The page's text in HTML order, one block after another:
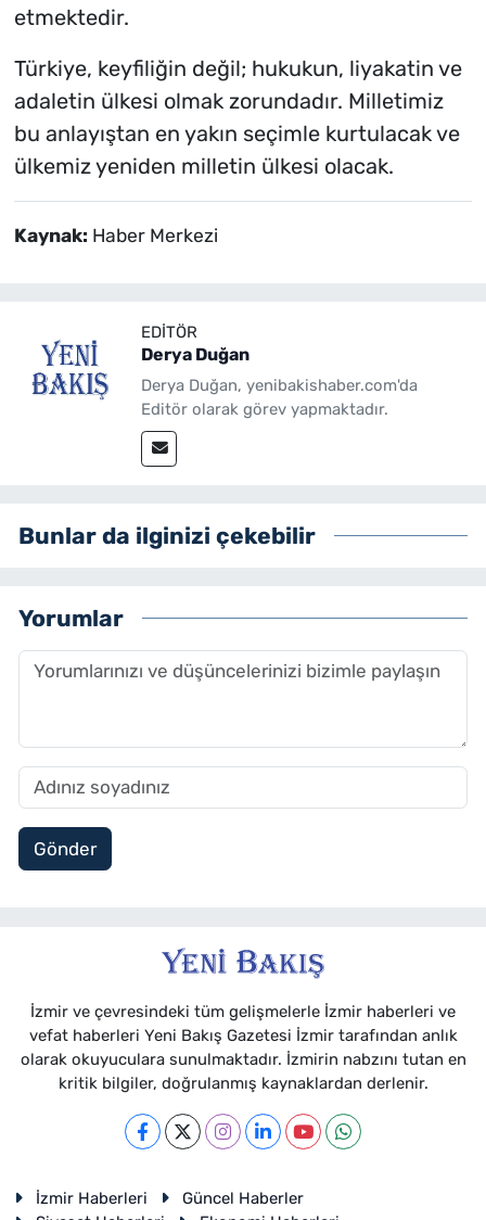
etmektedir.
Türkiye, keyfiliğin değil; hukukun, liyakatin ve
adaletin ülkesi olmak zorundadır. Milletimiz
bu anlayıştan en yakın seçimle kurtulacak ve
ülkemiz yeniden milletin ülkesi olacak.
Kaynak: Haber Merkezi
EDITÖR
Derya Duğan
Derya Duğan, yenibakishaber.com'da
Editör olarak görev yapmaktadır.
Bunlar da ilginizi çekebilir
Yorumlar
Gönder
İzmir ve çevresindeki tüm gelişmelerle İzmir haberleri ve
vefat haberleri Yeni Bakış Gazetesi İzmir tarafından anlık
olarak okuyuculara sunulmaktadır. İzmirin nabzını tutan en
kritik bilgiler, doğrulanmış kaynaklardan derlenir.
İzmir Haberleri
Güncel Haberler